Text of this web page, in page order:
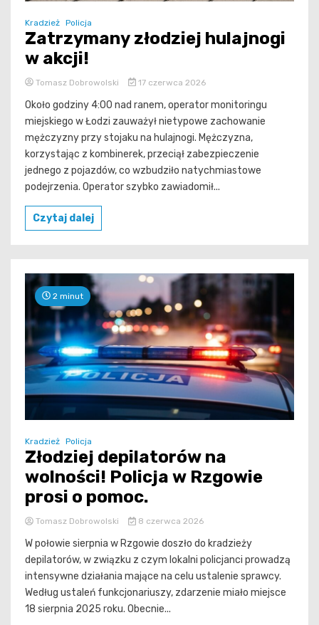
Kradzież Policja
Zatrzymany złodziej hulajnogi
w akcji!
Tomasz Dobrowolski 17 czerwca 2026
Około godziny 4:00 nad ranem, operator monitoringu
miejskiego w Łodzi zauważył nietypowe zachowanie
mężczyzny przy stojaku na hulajnogi. Mężczyzna,
korzystając z kombinerek, przeciął zabezpieczenie
jednego z pojazdów, co wzbudziło natychmiastowe
podejrzenia. Operator szybko zawiadomił...
Czytaj dalej
2 minut
Kradzież Policja
Złodziej depilatorów na
wolności! Policja w Rzgowie
prosi o pomoc.
Tomasz Dobrowolski 8 czerwca 2026
W połowie sierpnia w Rzgowie doszło do kradzieży
depilatorów, w związku z czym lokalni policjanci prowadzą
intensywne działania mające na celu ustalenie sprawcy.
Według ustaleń funkcjonariuszy, zdarzenie miało miejsce
18 sierpnia 2025 roku. Obecnie...